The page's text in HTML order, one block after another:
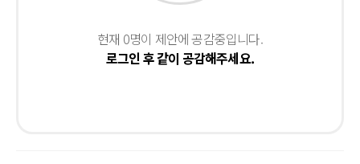
현재 0명이 제안에 공감중입니다.
로그인 후 같이 공감해주세요.